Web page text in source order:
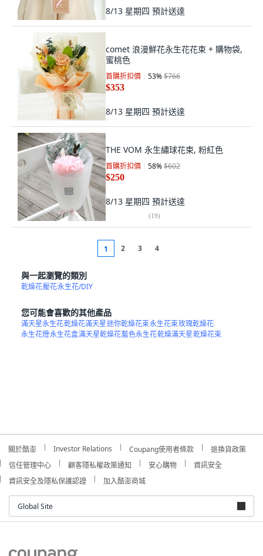
8/13 星期四 預計送達
comet 浪漫鮮花永生花花束 + 購物袋,
蜜桃色
首購折扣價 53%$766
$353
8/13 星期四 預計送達
THE VOM 永生繡球花束, 粉紅色
首購折扣價 58%$602
$250
8/13 星期四 預計送達
(19)
1 2 3 4
與一起瀏覽的類別
乾燥花壓花永生花/DIY
您可能會喜歡的其他產品
滿天星永生花乾燥花滿天星迷你乾燥花束永生花束玫瑰乾燥花
永生花燈永生花盒滿天星乾燥花藍色永生花乾燥滿天星乾燥花束
關於酷澎 Investor Relations Coupang使用者條款
退換貨政策
信任管理中心
顧客隱私權政策通知 安心購物
資訊安全
資訊安全及隱私保護認證
加入酷澎商城
Global Site